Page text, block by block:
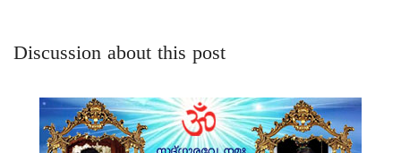
Discussion about this post